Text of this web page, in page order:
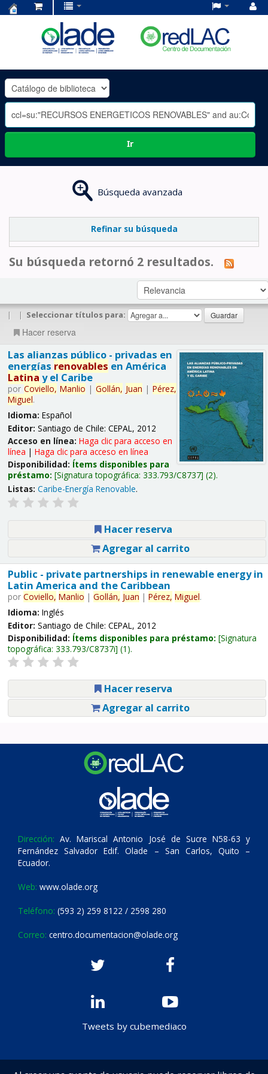
OLADE
-
Ir
Búsqueda avanzada
Refinar su búsqueda
Su búsqueda retornó 2 resultados.
| | Seleccionar títulos para:
Hacer reserva
Las alianzas público - privadas en
energías renovables en América
Latina y el Caribe
por Coviello, Manlio | Gollán, Juan | Pérez,
Miguel.
Idioma: Español
Editor: Santiago de Chile: CEPAL, 2012
Acceso en línea: Haga clic para acceso en
línea | Haga clic para acceso en línea
Disponibilidad: Ítems disponibles para
préstamo: Signatura topográfica: 333.793/C8737 (2).
Listas: Caribe-Energía Renovable.
Hacer reserva
Agregar al carrito
Public - private partnerships in renewable energy in
Latin America and the Caribbean
por Coviello, Manlio | Gollán, Juan | Pérez, Miguel.
Idioma: Inglés
Editor: Santiago de Chile: CEPAL, 2012
Disponibilidad: Ítems disponibles para préstamo: Signatura
topográfica: 333.793/C8737i (1).
Hacer reserva
Agregar al carrito
Dirección: Av. Mariscal Antonio José de Sucre N58-63 y
Fernández Salvador Edif. Olade – San Carlos, Quito –
Ecuador.
Web: www.olade.org
Teléfono: (593 2) 259 8122 / 2598 280
Correo: centro.documentacion@olade.org
Tweets by cubemediaco